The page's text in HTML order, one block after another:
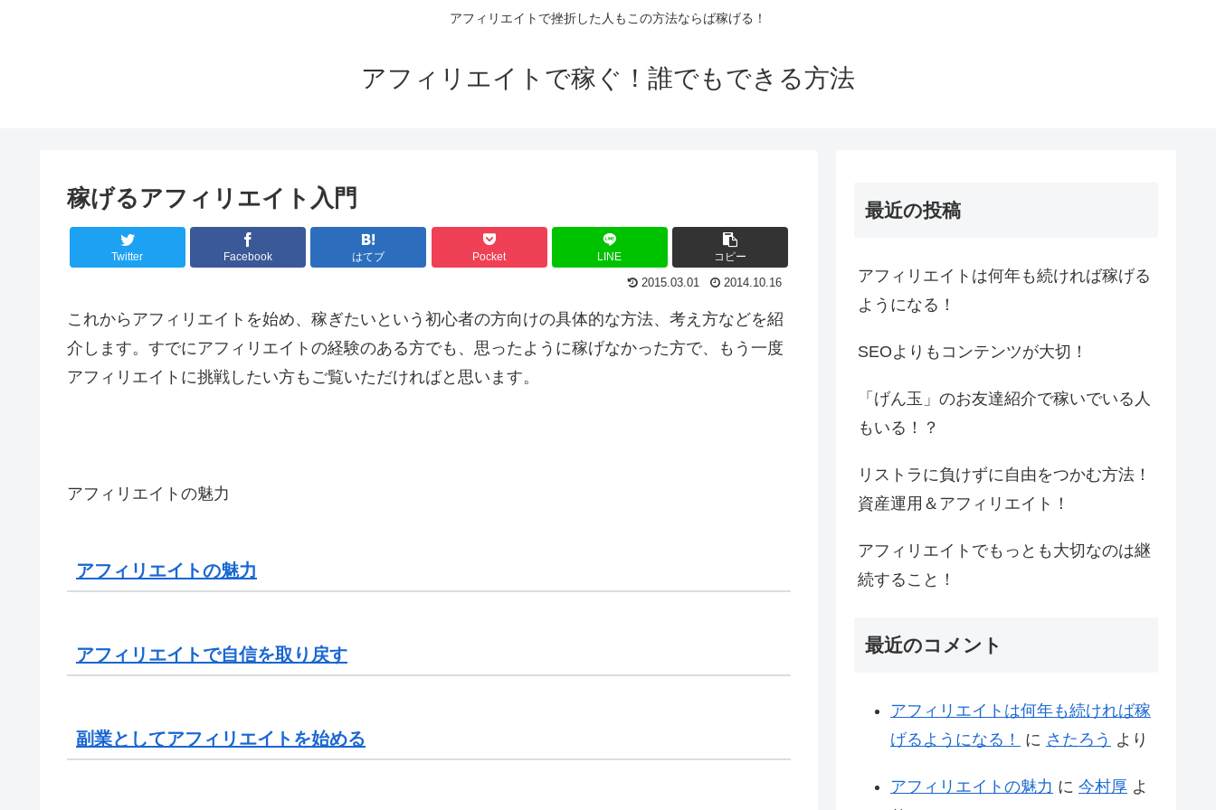
アフィリエイトで挫折した人もこの方法ならば稼げる！
アフィリエイトで稼ぐ！誰でもできる方法
稼げるアフィリエイト入門
Twitter Facebook はてブ Pocket LINE コピー
2015.03.01 2014.10.16
これからアフィリエイトを始め、稼ぎたいという初心者の方向けの具体的な方法、考え方などを紹
介します。すでにアフィリエイトの経験のある方でも、思ったように稼げなかった方で、もう一度
アフィリエイトに挑戦したい方もご覧いただければと思います。
アフィリエイトの魅力
アフィリエイトの魅力
アフィリエイトで自信を取り戻す
副業としてアフィリエイトを始める
最近の投稿
アフィリエイトは何年も続ければ稼げる
ようになる！
SEOよりもコンテンツが大切！
「げん玉」のお友達紹介で稼いでいる人
もいる！？
リストラに負けずに自由をつかむ方法！
資産運用＆アフィリエイト！
アフィリエイトでもっとも大切なのは継
続すること！
最近のコメント
アフィリエイトは何年も続ければ稼
げるようになる！
に さたろう より
アフィリエイトの魅力 に 今村厚 よ